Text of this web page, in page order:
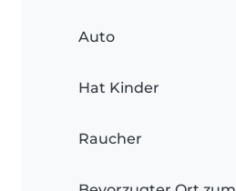
Auto
Hat Kinder
Raucher